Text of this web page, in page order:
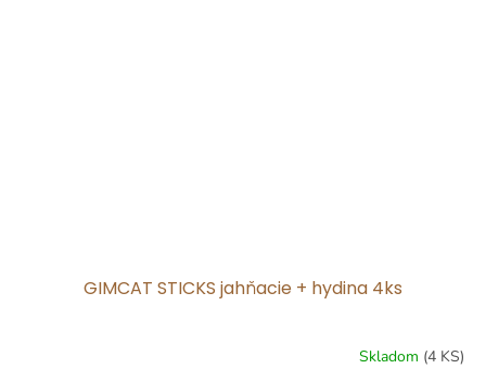
GIMCAT STICKS jahňacie + hydina 4ks
Skladom (4 KS)